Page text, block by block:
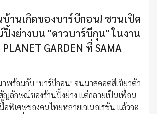
บ้านเกิดของบาร์บีกอน! ชวนเปิด
งย่างบน "ดาวบาร์บีกุน" ในงาน
PLANET GARDEN ที่ SAMA
พร้อมกับ "บาร์บีกอน" จนมาสคอตสีเขียวตัว
ญลักษณ์ของร้านปิ้งย่าง แต่กลายเป็นเพื่อน
อพิเศษของคนไทยหลายเจเนอเรชัน แล้วจะ